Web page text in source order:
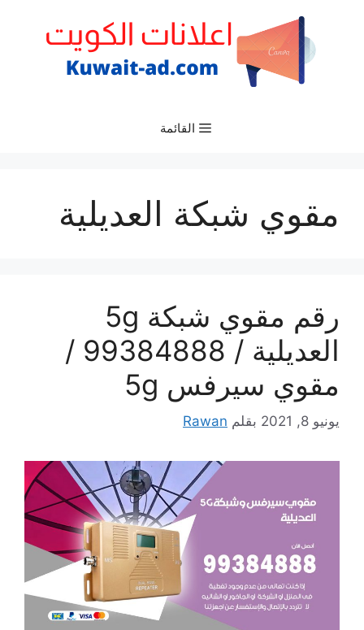
القائمة
مقوي شبكة العديلية
رقم مقوي شبكة 5g
العديلية / 99384888 /
مقوي سيرفس 5g
يونيو 8, 2021 بقلم Rawan